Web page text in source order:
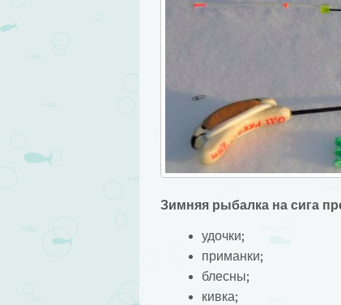
Зимняя рыбалка на сига
удочки;
приманки;
блесны;
кивка;